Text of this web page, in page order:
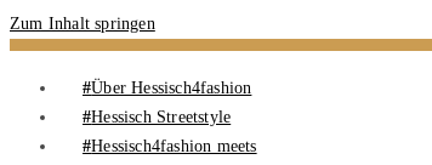
Zum Inhalt springen
Über Hessisch4fashion
Hessisch Streetstyle
Hessisch4fashion meets